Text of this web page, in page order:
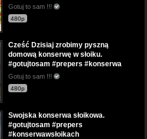
Gotuj to sam !!!
480p
Cześć Dzisiaj zrobimy pyszną
domową konserwę w słoiku.
#gotujtosam #prepers #konserwa
Gotuj to sam !!!
480p
Swojska konserwa słoikowa.
#gotujtosam #prepers
#konserwawsłoikach